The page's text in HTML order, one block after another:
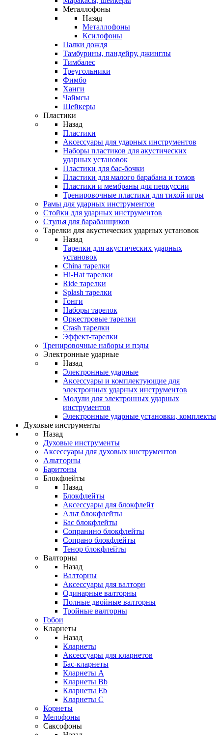
Металлофоны
Назад
Металлофоны
Ксилофоны
Палки дождя
Тамбурины, пандейру, джинглы
Тимбалес
Треугольники
Фимбо
Ханги
Чаймсы
Шейкеры
Пластики
Назад
Пластики
Аксессуары для ударных инструментов
Наборы пластиков для акустических
ударных установок
Пластики для бас-бочки
Пластики для малого барабана и томов
Пластики и мембраны для перкуссии
Тренировочные пластики для тихой игры
Рамы для ударных инструментов
Стойки для ударных инструментов
Стулья для барабанщиков
Тарелки для акустических ударных установок
Назад
Тарелки для акустических ударных
установок
China тарелки
Hi-Hat тарелки
Ride тарелки
Splash тарелки
Гонги
Наборы тарелок
Оркестровые тарелки
Сrash тарелки
Эффект-тарелки
Тренировочные наборы и пэды
Электронные ударные
Назад
Электронные ударные
Аксессуары и комплектующие для
электронных ударных инструментов
Модули для электронных ударных
инструментов
Электронные ударные установки, комплекты
Духовые инструменты
Назад
Духовые инструменты
Аксессуары для духовых инструментов
Альтгорны
Баритоны
Блокфлейты
Назад
Блокфлейты
Аксессуары для блокфлейт
Альт блокфлейты
Бас блокфлейты
Сопранино блокфлейты
Сопрано блокфлейты
Тенор блокфлейты
Валторны
Назад
Валторны
Аксессуары для валторн
Одинарные валторны
Полные двойные валторны
Тройные валторны
Гобои
Кларнеты
Назад
Кларнеты
Аксессуары для кларнетов
Бас-кларнеты
Кларнеты A
Кларнеты Bb
Кларнеты Eb
Кларнеты С
Корнеты
Мелофоны
Саксофоны